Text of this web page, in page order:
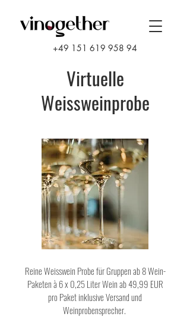
+49 151 619 958 94
Virtuelle
Weissweinprobe
Reine Weisswein Probe für Gruppen ab 8 Wein-
Paketen à 6 x 0,25 Liter Wein ab 49,99 EUR
pro Paket inklusive Versand und
Weinprobensprecher.